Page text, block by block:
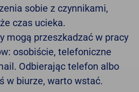
sobie z czynnikami,
czas ucieka.
mogą przeszkadzać w pracy
osobiście, telefoniczne
Odbierając telefon albo
w biurze, warto wstać.